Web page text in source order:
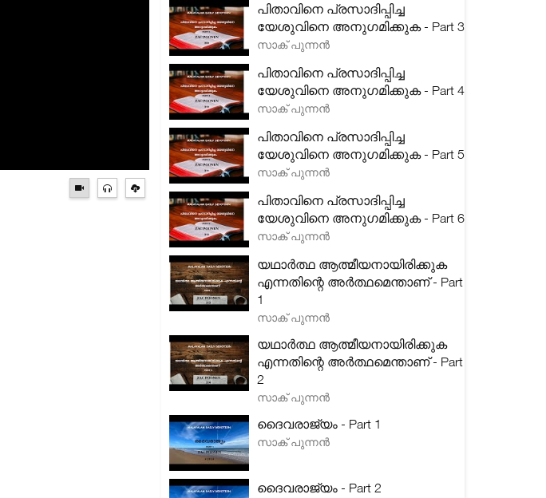
പിതാവിനെ പ്രസാദിപ്പിച്ച
യേശുവിനെ അനുഗമിക്കുക - Part 3
സാക് പുന്നൻ
പിതാവിനെ പ്രസാദിപ്പിച്ച
യേശുവിനെ അനുഗമിക്കുക - Part 4
സാക് പുന്നൻ
പിതാവിനെ പ്രസാദിപ്പിച്ച
യേശുവിനെ അനുഗമിക്കുക - Part 5
സാക് പുന്നൻ
പിതാവിനെ പ്രസാദിപ്പിച്ച
യേശുവിനെ അനുഗമിക്കുക - Part 6
സാക് പുന്നൻ
യഥാർത്ഥ ആത്മീയനായിരിക്കുക
എന്നതിന്റെ അർത്ഥമെന്താണ് - Part
1
സാക് പുന്നൻ
യഥാർത്ഥ ആത്മീയനായിരിക്കുക
എന്നതിന്റെ അർത്ഥമെന്താണ് - Part
2
സാക് പുന്നൻ
ദൈവരാജ്യം - Part 1
സാക് പുന്നൻ
ദൈവരാജ്യം - Part 2